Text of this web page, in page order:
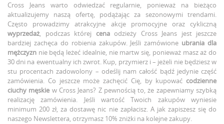
Cross Jeans warto odwiedzać regularnie, ponieważ na bieżąco
aktualizujemy naszą ofertę, podążając za sezonowymi trendami.
Często prowadzimy atrakcyjne akcje promocyjne oraz cykliczną
wyprzedaż, podczas której cenaodzieży Cross Jeans jest jeszcze
bardziej zachęca do robienia zakupów. Jeśli zamówione ubrania dla
mężczyzn nie będą leżeć idealnie, nie martw się, ponieważ masz aż do
30 dni na ewentualny ich zwrot. Kup, przymierz i – jeżeli nie będziesz w
stu procentach zadowolony – odeślij nam całość bądź jedynie część
zamówienia. Co jeszcze może zachęcić Cię, by kupować codzienne
ciuchy męskie w Cross Jeans? Z pewnością to, że zapewniamy szybką
realizację zamówienia. Jeśli wartość Twoich zakupów wyniesie
minimum 200 zł, za dostawę nic nie zapłacisz. A jak zapiszesz się do
naszego Newslettera, otrzymasz 10% zniżki na kolejne zakupy.